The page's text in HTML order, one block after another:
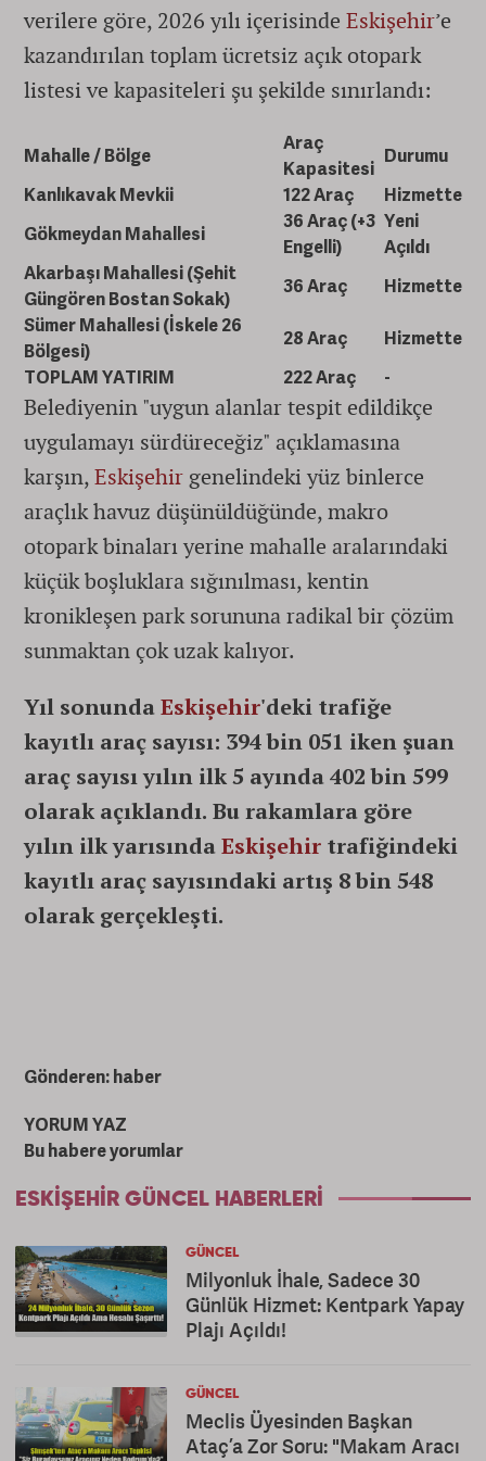
verilere göre, 2026 yılı içerisinde Eskişehir’e
kazandırılan toplam ücretsiz açık otopark
listesi ve kapasiteleri şu şekilde sınırlandı:
Mahalle / Bölge
Araç
Kapasitesi
Durumu
Kanlıkavak Mevkii
122 Araç
Hizmette
Gökmeydan Mahallesi
36 Araç (+3
Engelli)
Yeni
Açıldı
Akarbaşı Mahallesi (Şehit
Güngören Bostan Sokak)
36 Araç
Hizmette
Sümer Mahallesi (İskele 26
Bölgesi)
28 Araç
Hizmette
TOPLAM YATIRIM
222 Araç -
Belediyenin "uygun alanlar tespit edildikçe
uygulamayı sürdüreceğiz" açıklamasına
karşın,Eskişehir genelindeki yüz binlerce
araçlık havuz düşünüldüğünde, makro
otopark binaları yerine mahalle aralarındaki
küçük boşluklara sığınılması, kentin
kronikleşen park sorununa radikal bir çözüm
sunmaktan çok uzak kalıyor.
Yıl sonundaEskişehir'deki trafiğe
kayıtlı araç sayısı: 394 bin 051 iken şuan
araç sayısı yılın ilk 5 ayında 402 bin 599
olarak açıklandı. Bu rakamlara göre
yılın ilk yarısındaEskişehir trafiğindeki
kayıtlı araç sayısındaki artış 8 bin 548
olarak gerçekleşti.
Gönderen: haber
YORUM YAZ
Bu habere yorumlar
ESKIŞEHIR GÜNCEL HABERLERI
GÜNCEL
Milyonluk İhale, Sadece 30
Günlük Hizmet: Kentpark Yapay
Plajı Açıldı!
GÜNCEL
Meclis Üyesinden Başkan
Ataç’a Zor Soru: "Makam Aracı